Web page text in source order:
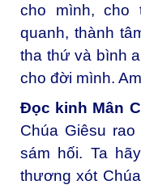
cho mình, cho
quanh, thành
tha thứ và bình
cho đời mình.
Đọc kinh Mân
Chúa Giêsu
sám hối. Ta
thương xót